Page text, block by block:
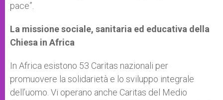
pace”.
La missione sociale, sanitaria ed educativa della
Chiesa in Africa
In Africa esistono 53 Caritas nazionali per
promuovere la solidarietà e lo sviluppo integrale
dell’uomo. Vi operano anche Caritas del Medio